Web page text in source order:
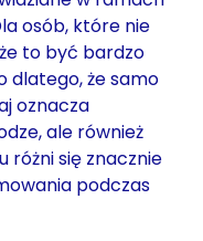
osób, które nie
to być bardzo
dlatego, że samo
oznacza
ale również
różni się znacznie
podczas